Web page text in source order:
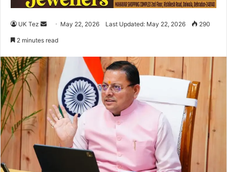
UK Tez
n
m
a
l
May 22, 2026 Last Updated: May 22, 2026 290
2 minutes read